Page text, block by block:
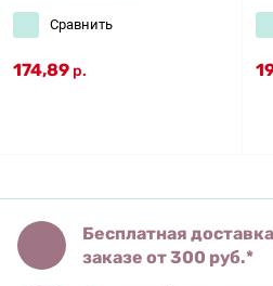
Сравнить
174,89 р.
Бесплатная
заказе от 300 руб.*